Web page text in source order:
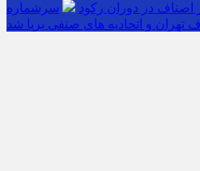
اصناف در دوران رکود
تهران و اتحادیه های صنفی برپا شد